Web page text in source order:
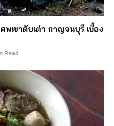
เขาตับเต่า กาญจนบุรี เบื้อง
Read